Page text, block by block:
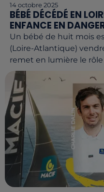
14 octobre 2025
BÉBÉ DÉCÉDÉ EN
ENFANCE EN
Un bébé de huit mois
(Loire-Atlantique)
remet en lumière le rôle